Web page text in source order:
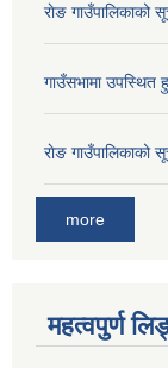
राेङ गाउँपालिकाको
गाउँसभामा उपस्थित
राेङ गाउँपालिकाको
more
महत्वपुर्ण